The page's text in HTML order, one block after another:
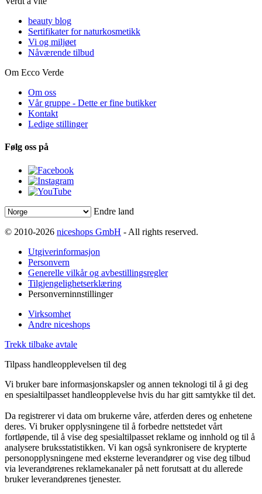
beauty blog
Sertifikater for naturkosmetikk
Vi og miljøet
Nåværende tilbud
Om Ecco Verde
Om oss
Vår gruppe - Dette er fine butikker
Kontakt
Ledige stillinger
Følg oss på
Endre land
© 2010-2026 niceshops GmbH - All rights reserved.
Utgiverinformasjon
Personvern
Generelle vilkår og avbestillingsregler
Tilgjengelighetserklæring
Personverninnstillinger
Virksomhet
Andre niceshops
Trekk tilbake avtale
Tilpass handleopplevelsen til deg
Vi bruker bare informasjonskapsler og annen teknologi til å gi deg
en spesialtilpasset handleopplevelse hvis du har gitt samtykke til det.
Da registrerer vi data om brukerne våre, atferden deres og enhetene
deres. Vi bruker opplysningene til å forbedre nettstedet vårt
fortløpende, til å vise deg spesialtilpasset reklame og innhold og til å
analysere bruksstatistikken. Vi kan også synkronisere de krypterte
personopplysningene med eksterne leverandører og vise deg tilbud
via leverandørenes reklamekanaler på nett forutsatt at du allerede
bruker leverandørenes tjenester.